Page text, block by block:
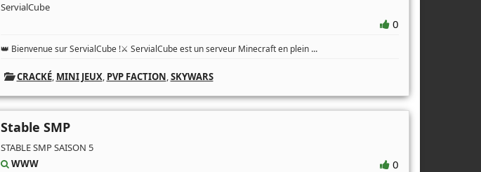
ServialCube
0
👑 Bienvenue sur ServialCube !⚔️ ServialCube est un serveur Minecraft en plein ...
CRACKÉ, MINI JEUX, PVP FACTION,SKYWARS
Stable SMP
STABLE SMP SAISON 5
WWW
0